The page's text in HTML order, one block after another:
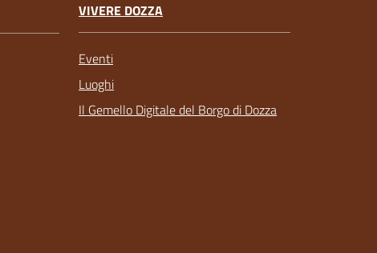
VIVERE DOZZA
Eventi
Luoghi
Il Gemello Digitale del Borgo di Dozza